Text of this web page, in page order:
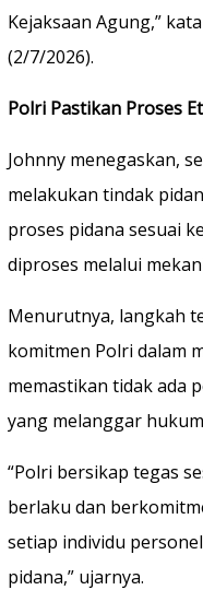
Kejaksaan Agung,”
(2/7/2026).
Polri Pastikan Proses
Johnny menegaskan,
melakukan tindak
proses pidana sesuai
diproses melalui
Menurutnya, langkah
komitmen Polri dalam
memastikan tidak ada
yang melanggar
“Polri bersikap tegas
berlaku dan
setiap individu
pidana,” ujarnya.